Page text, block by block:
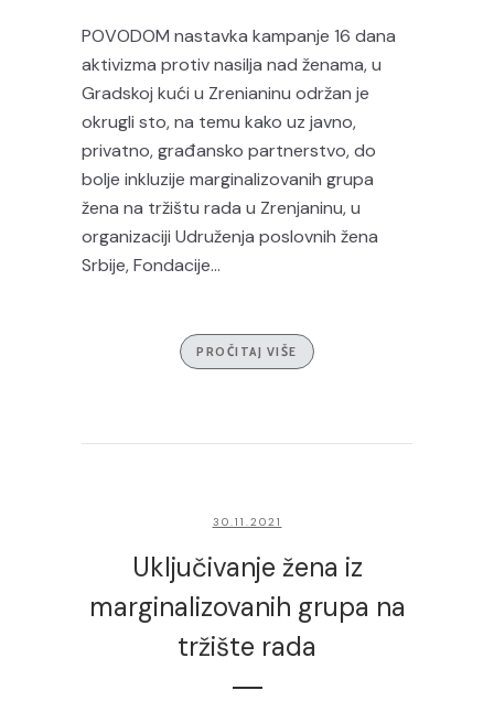
POVODOM nastavka kampanje 16 dana
aktivizma protiv nasilja nad ženama, u
Gradskoj kući u Zrenianinu održan je
okrugli sto, na temu kako uz javno,
privatno, građansko partnerstvo, do
bolje inkluzije marginalizovanih grupa
žena na tržištu rada u Zrenjaninu, u
organizaciji Udruženja poslovnih žena
Srbije, Fondacije...
PROČITAJ VIŠE
30.11.2021
Uključivanje žena iz
marginalizovanih grupa na
tržište rada